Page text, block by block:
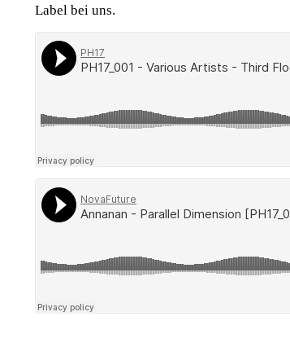
Label bei uns.